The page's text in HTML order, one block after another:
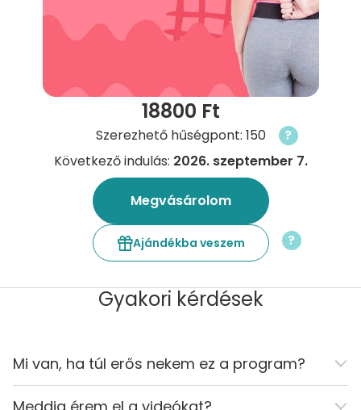
18800 Ft
Szerezhető hűségpont: 150
?
Következő indulás: 2026. szeptember 7.
Megvásárolom
Ajándékba veszem ?
Gyakori kérdések
Mi van, ha túl erős nekem ez a program?